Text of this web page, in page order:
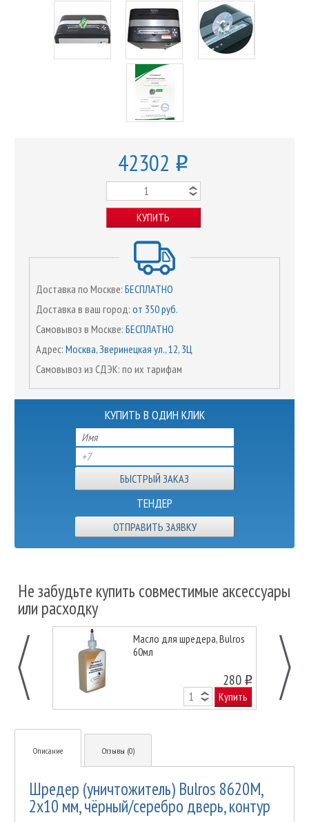
42302 o
КУПИТЬ
Доставка по Москве: БЕСПЛАТНО
Доставка в ваш город: от 350 руб.
Самовывоз в Москве: БЕСПЛАТНО
Адрес: Москва, Зверинецкая ул., 12, 3Ц
Самовывоз из СДЭК: по их тарифам
КУПИТЬ В ОДИН КЛИК
ТЕНДЕР
ОТПРАВИТЬ ЗАЯВКУ
Не забудьте купить совместимые аксессуары
или расходку
Масло для шредера, Bulros
60мл
280 o
Купить
Описание Отзывы (0)
Шредер (уничтожитель) Bulros 8620M,
2х10 мм, чёрный/серебро дверь, контур